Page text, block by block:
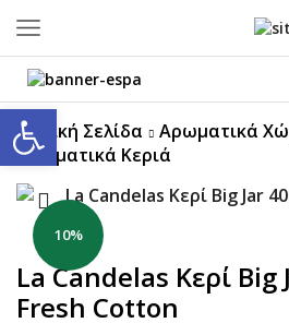
Αρχική Σελίδα
Αρωματικά
Αρωματικά Κεριά
10%
La Candelas Κερί Big
Fresh Cotton
Ανοίξτε τη γραμμή εργαλείων